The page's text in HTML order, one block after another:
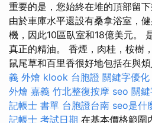
重要的是，您始終在堆的頂部留下
由於車庫水平還設有桑拿浴室，
機，因此10區臥室和18億美元。
真正的精油。 香煙，肉桂，桉樹
鼠尾草和百里香很好地包括在與
義 外燴 klook 台胞證 關鍵字優化
外燴 嘉義 竹北整復按摩 seo 關
記帳士 書單 台胞證台南 seo是什
記帳士 考試日期 在基本價格範圍